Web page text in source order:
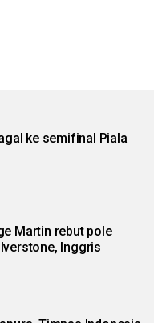
ke semifinal Piala
Martin rebut pole
Silverstone, Inggris